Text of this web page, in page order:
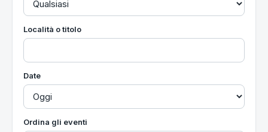
Località o titolo
Date
Ordina gli eventi